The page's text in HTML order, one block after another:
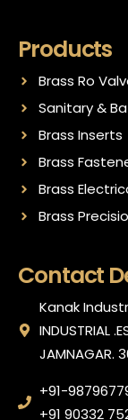
Products
Brass Ro
Sanitary &
Brass Inserts
Brass
Brass
Brass
Contact
Kanak
INDUSTRIAL
JAMNAGAR.
+91-
+91 90332